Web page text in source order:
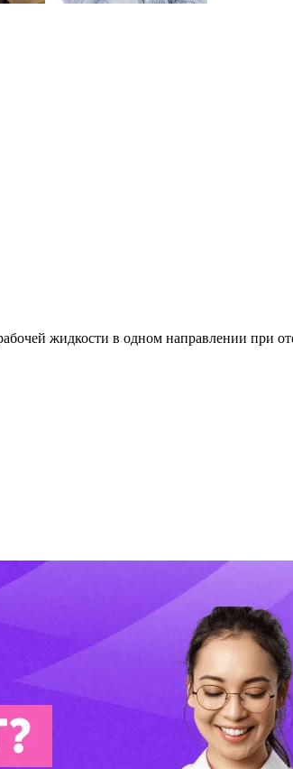
жидкости в одном направлении при